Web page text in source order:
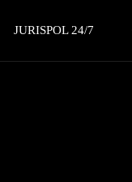
JURISPOL 24/7